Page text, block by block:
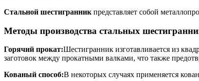
Стальной шестигранник представляет собой
Методы производства стальных
Горячий прокат:Шестигранник изготавливается из
заготовок между прокатными валками, что также
Кованый способ:В некоторых случаях применяется